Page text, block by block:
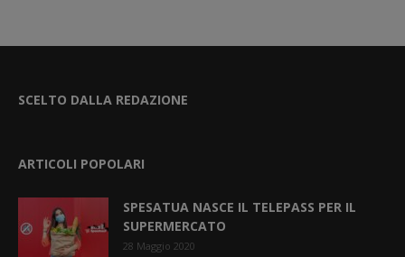
SCELTO DALLA REDAZIONE
ARTICOLI POPOLARI
SPESATUA NASCE IL TELEPASS PER IL
SUPERMERCATO
28 Maggio 2020